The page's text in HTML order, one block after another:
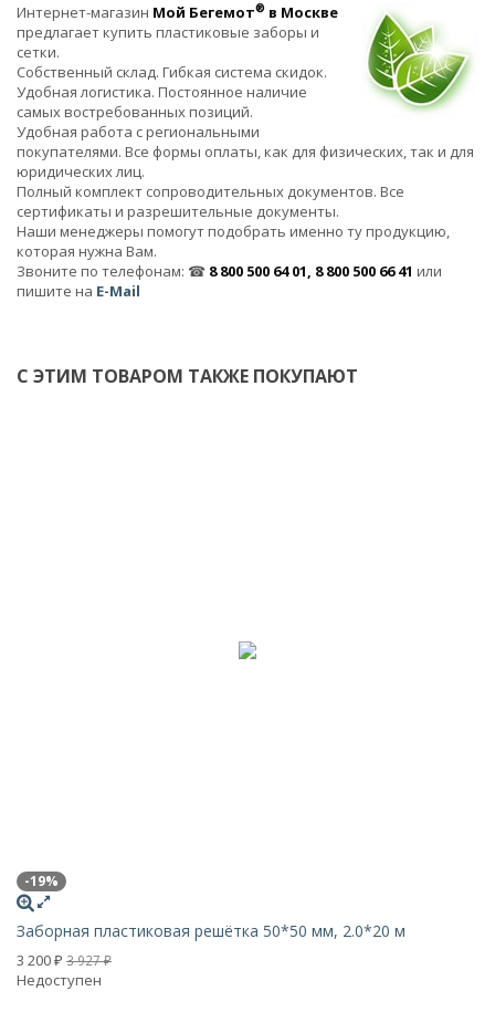
Интернет-магазин Мой Бегемот® в Москве
предлагает купить пластиковые заборы и
сетки.
Собственный склад. Гибкая система скидок.
Удобная логистика. Постоянное наличие
самых востребованных позиций.
Удобная работа с региональными
покупателями. Все формы оплаты, как для физических, так и для
юридических лиц.
Полный комплект сопроводительных документов. Все
сертификаты и разрешительные документы.
Наши менеджеры помогут подобрать именно ту продукцию,
которая нужна Вам.
Звоните по телефонам: ☎ 8 800 500 64 01, 8 800 500 66 41 или
пишите на E-Mail
С ЭТИМ ТОВАРОМ ТАКЖЕ ПОКУПАЮТ
-19%
Заборная пластиковая решётка 50*50 мм, 2.0*20 м
3 200 ₽ 3 927₽
Недоступен